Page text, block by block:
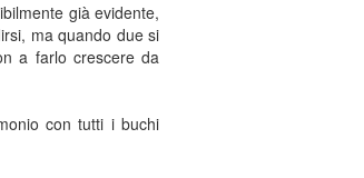
già evidente,
ma quando due si
a farlo crescere da
con tutti i buchi